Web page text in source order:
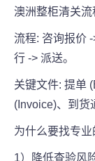
澳洲整柜清关流
流程: 咨询报价
行 -> 派送。
关键文件: 提单
(Invoice)、到货
为什么要找专业
1）降低查验风